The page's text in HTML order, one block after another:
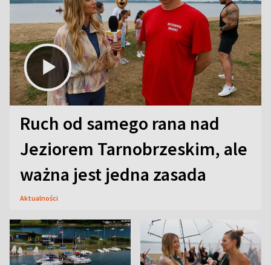
Ruch od samego rana nad
Jeziorem Tarnobrzeskim, ale
ważna jest jedna zasada
Aktualności